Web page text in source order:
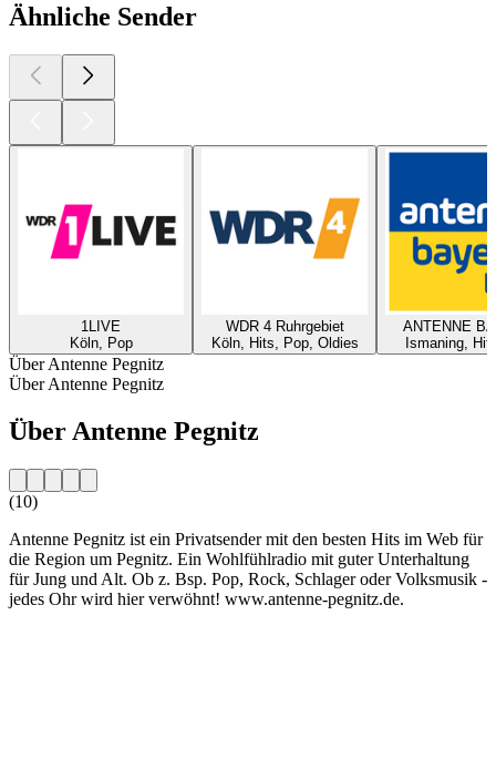
Ähnliche Sender
1LIVE
Köln, Pop
WDR 4 Ruhrgebiet
Köln, Hits, Pop, Oldies
ANTENNE
Ismaning,
Über Antenne Pegnitz
Über Antenne Pegnitz
Über Antenne Pegnitz
(10)
Antenne Pegnitz ist ein Privatsender mit den besten Hits im Web für
die Region um Pegnitz. Ein Wohlfühlradio mit guter Unterhaltung
für Jung und Alt. Ob z. Bsp. Pop, Rock, Schlager oder Volksmusik -
jedes Ohr wird hier verwöhnt! www.antenne-pegnitz.de.